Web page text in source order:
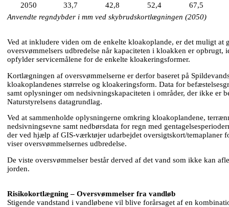
2050
33,7 42,8 52,4
67,5
Anvendte regndybder i mm ved skybrudskortlægningen (2050)
Ved at inkludere viden om de enkelte kloakoplande, er det muligt at
oversvømmelsers udbredelse når kapaciteten i kloakken er opbrugt,
opfylder servicemålene for de enkelte kloakeringsformer.
Kortlægningen af oversvømmelserne er derfor baseret på
kloakoplandenes størrelse og kloakeringsform. Data for
samt oplysninger om nedsivningskapaciteten i områder, der ikke er
Naturstyrelsens datagrundlag.
Ved at sammenholde oplysningerne omkring kloakoplandene,
nedsivningsevne samt nedbørsdata for regn med
der ved hjælp af GIS-værktøjer udarbejdet oversigtskort/temaplaner
viser oversvømmelsernes udbredelse.
De viste oversvømmelser består derved af det vand som ikke kan
jorden.
Risikokortlægning – Oversvømmelser fra vandløb
Stigende vandstand i vandløbene vil blive forårsaget af en